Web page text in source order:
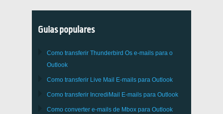
Guias populares
Como transferir Thunderbird Os e-mails para o
Outlook
Como transferir Live Mail E-mails para Outlook
Como transferir IncrediMail E-mails para Outlook
Como converter e-mails de Mbox para Outlook